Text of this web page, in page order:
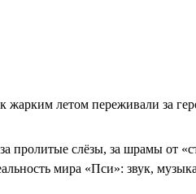
жарким летом переживали за
пролитые слёзы, за шрамы от
мира «Пси»: звук,